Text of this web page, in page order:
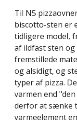
Til N5
biscotto-sten er
tidligere model,
af ildfast sten
fremstillede
og alsidigt, og
typer af pizza.
varmen end
derfor at sænke
varmeelement